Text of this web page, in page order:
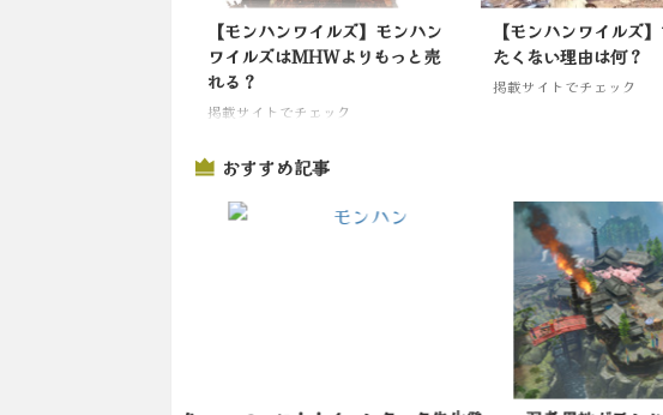
【モンハンワイルズ】モンハン
ワイルズはMHWよりもっと売
れる？
掲載サイトでチェック
【モンハンワイルズ
たくない理由は何？
掲載サイトでチェック
おすすめ記事